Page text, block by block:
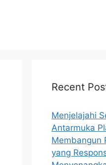
Recent
Menjelajahi
Antarmuka
Membangun
yang